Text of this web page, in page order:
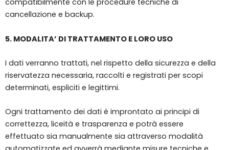
compatibilmente con le procedure tecniche di
cancellazione e backup.
5. MODALITA’ DI TRATTAMENTO E LORO USO
I dati verranno trattati, nel rispetto della sicurezza e della
riservatezza necessaria, raccolti e registrati per scopi
determinati, espliciti e legittimi.
Ogni trattamento dei dati è improntato ai principi di
correttezza, liceità e trasparenza e potrà essere
effettuato sia manualmente sia attraverso modalità